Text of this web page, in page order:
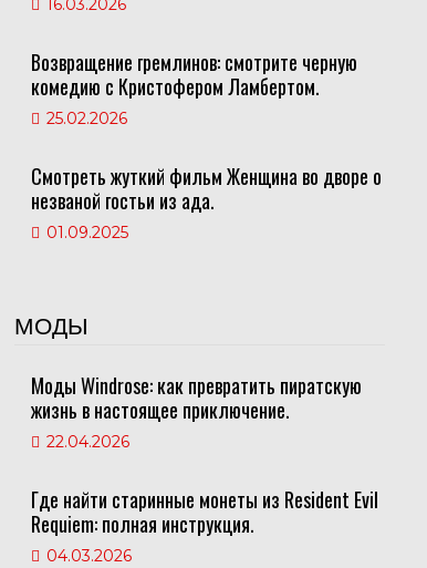
16.03.2026
Возвращение гремлинов: смотрите черную
комедию с Кристофером Ламбертом.
25.02.2026
Смотреть жуткий фильм Женщина во дворе о
незваной гостьи из ада.
01.09.2025
МОДЫ
Моды Windrose: как превратить пиратскую
жизнь в настоящее приключение.
22.04.2026
Где найти старинные монеты из Resident Evil
Requiem: полная инструкция.
04.03.2026